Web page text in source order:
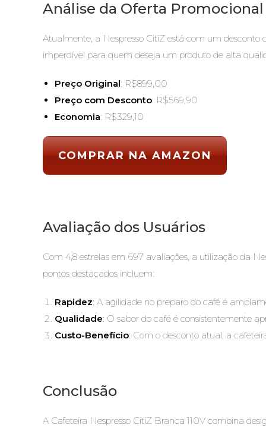
Análise da Oferta Promocional
Atualmente, a Nespresso CitiZ está com um
imperdível para quem deseja um produto de alta
Preço Original: R$899,00
Preço com Desconto: R$569,90
Economia: R$329,10
COMPRAR NA AMAZON
Avaliação dos Usuários
Com 4,8 estrelas em 697 avaliações, a utilização da
pontos destacados incluem:
Rapidez: A agilidade no preparo do café é
Qualidade: O sabor do café é consistentemente
Custo-Benefício: Com o desconto atual, a
Conclusão
A Cafeteira Nespresso CitiZ Branca 110V combina